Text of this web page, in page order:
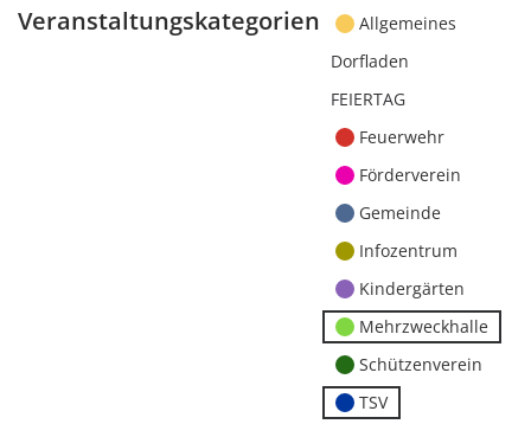
Veranstaltungskategorien
Allgemeines
Dorfladen
FEIERTAG
Feuerwehr
Förderverein
Gemeinde
Infozentrum
Kindergärten
Mehrzweckhalle
Schützenverein
TSV